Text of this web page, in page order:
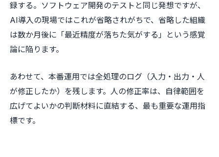
録する。ソフトウェア開発のテストと同じ発想ですが、
AI導入の現場ではこれが省略されがちで、省略した組織
は数か月後に「最近精度が落ちた気がする」という感覚
論に陥ります。
あわせて、本番運用では全処理のログ（入力・出力・人
が修正したか）を残します。人の修正率は、自律範囲を
広げてよいかの判断材料に直結する、最も重要な運用指
標です。